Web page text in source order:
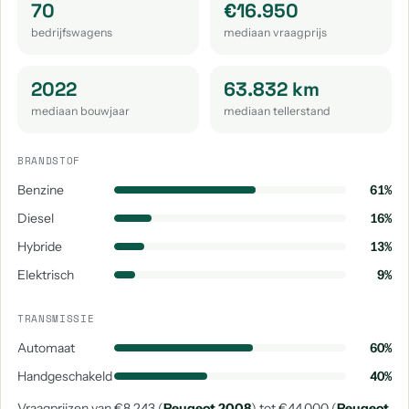
Peugeot E-3008
aantal: 1
Peugeot E-Partner Peugeot Rcz
aantal: 1
70
bedrijfswagens
€16.950
mediaan vraagprijs
2022
mediaan bouwjaar
63.832 km
mediaan tellerstand
BRANDSTOF
Benzine
61%
Diesel
16%
Hybride
13%
Elektrisch
9%
TRANSMISSIE
Automaat
60%
Handgeschakeld
40%